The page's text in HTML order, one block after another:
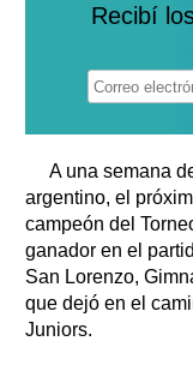
Recibí
A una semana
argentino, el
campeón del
ganador en el
San Lorenzo,
que dejó en el
Juniors.